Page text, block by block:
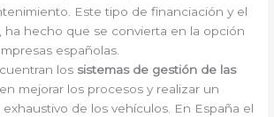
Este tipo de financiación y el
ha hecho que se convierta en la opción
españolas.
los sistemas de gestión de las
mejorar los procesos y realizar un
de los vehículos. En España el